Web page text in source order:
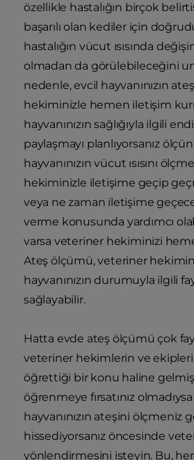
özellikle hastalığın birçok
başarılı olan kediler için
hastalığın vücut ısısında
olmadan da görülebileceğini
nedenle, evcil hayvanınızın
hekiminizle hemen iletişim
hayvanınızın sağlığıyla ilgili
paylaşmayı planlıyorsanız
hayvanınızın vücut ısısını
hekiminizle iletişime geçip
veya ne zaman iletişime
verme konusunda yardımcı
varsa veteriner hekiminizi
Ateş ölçümü, veteriner
hayvanınızın durumuyla ilgili
sağlayabilir.
Hatta evde ateş ölçümü çok
veteriner hekimlerin ve
öğrettiği bir konu haline
öğrenmeye fırsatınız
hayvanınızın ateşini ölçmeniz
hissediyorsanız öncesinde
yönlendirmesini isteyin. Bu,